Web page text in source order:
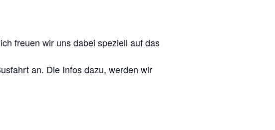
freuen wir uns dabei speziell auf das
an. Die Infos dazu, werden wir